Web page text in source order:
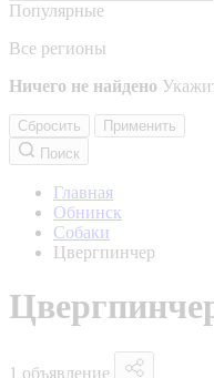
Популярные
Все регионы
Ничего не найдено
Сбросить
Применить
Поиск
Главная
Обнинск
Собаки
Цвергпинчер
1 объявление